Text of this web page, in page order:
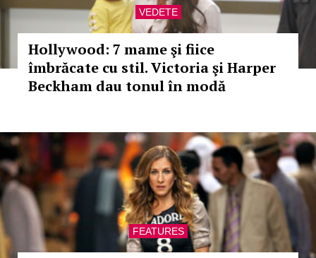
VEDETE
Hollywood: 7 mame şi fiice
îmbrăcate cu stil. Victoria şi Harper
Beckham dau tonul în modă
FEATURES